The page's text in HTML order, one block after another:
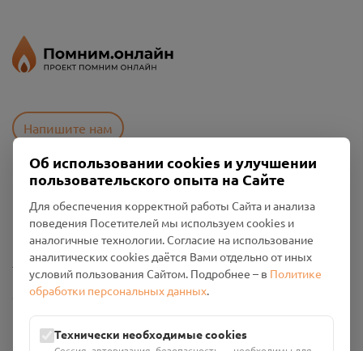
Напишите нам
Политика конфиденциальности
Промо-материалы
Настройки cookies
Общество с ограниченной ответственностью «Смоленский
Проект Помним»
ИНН: 6700029207 ОГРН: 1256700001986
Об использовании cookies и улучшении
пользовательского опыта на Сайте
Для обеспечения корректной работы Сайта и анализа
поведения Посетителей мы используем cookies и
аналогичные технологии. Согласие на использование
аналитических cookies даётся Вами отдельно от иных
условий пользования Сайтом. Подробнее – в Политике
обработки персональных данных.
Технически необходимые cookies